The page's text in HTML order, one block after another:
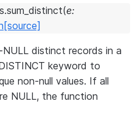
sum_distinct(e:
[source]
distinct records in a
keyword to
non-null values. If all
NULL, the function